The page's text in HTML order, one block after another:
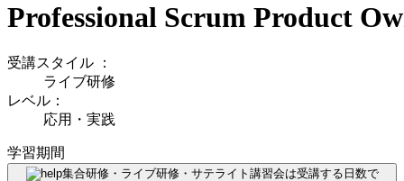
Professional Scrum Product
受講スタイル ：
ライブ研修
レベル：
応用・実践
学習期間
集合研修・ライブ研修・サテライト講習会は受講する日数で